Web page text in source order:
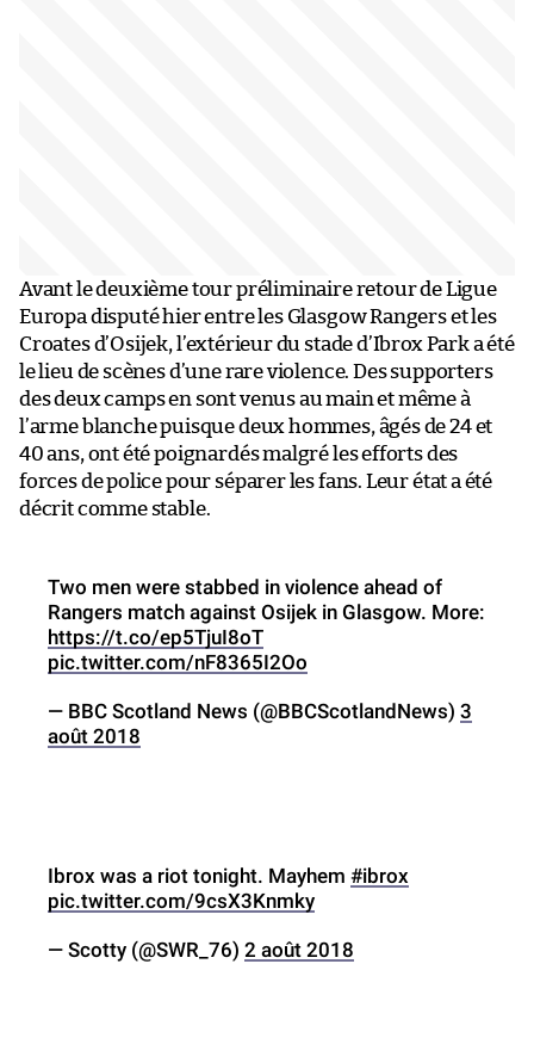
Avant le deuxième tour préliminaire retour de Ligue
Europa disputé hier entre les Glasgow Rangers et les
Croates d’Osijek, l’extérieur du stade d’Ibrox Park a été
le lieu de scènes d’une rare violence. Des supporters
des deux camps en sont venus au main et même à
l’arme blanche puisque deux hommes, âgés de 24 et
40 ans, ont été poignardés malgré les efforts des
forces de police pour séparer les fans. Leur état a été
décrit comme stable.
Two men were stabbed in violence ahead of
Rangers match against Osijek in Glasgow. More:
https://t.co/ep5TjuI8oT
pic.twitter.com/nF8365I2Oo
— BBC Scotland News (@BBCScotlandNews) 3
août 2018
Ibrox was a riot tonight. Mayhem #ibrox
pic.twitter.com/9csX3Knmky
— Scotty (@SWR_76) 2 août 2018